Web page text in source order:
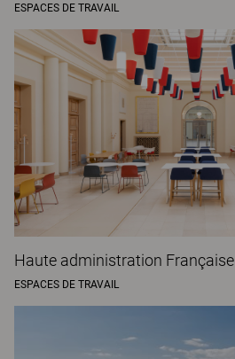
ESPACES DE TRAVAIL
Haute administration Française
ESPACES DE TRAVAIL